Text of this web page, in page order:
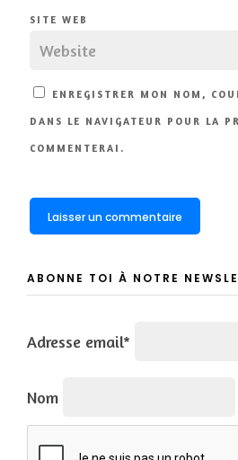
SITE WEB
ENREGISTRER MON NOM,
DANS LE NAVIGATEUR POUR LA
COMMENTERAI.
ABONNE TOI À NOTRE
Adresse email*
Nom